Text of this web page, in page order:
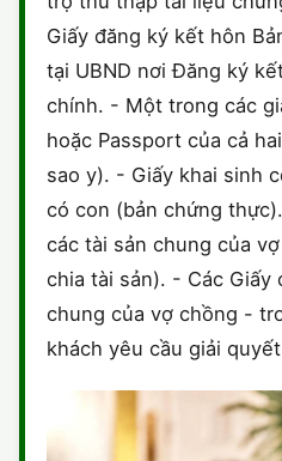
Giấy đăng ký kết hôn
tại UBND nơi Đăng ký
chính. - Một trong các
hoặc Passport của cả
sao y). - Giấy khai sinh
có con (bản chứng
các tài sản chung của
chia tài sản). - Các Giấy
chung của vợ chồng -
khách yêu cầu giải